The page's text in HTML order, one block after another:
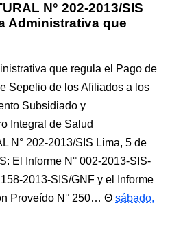
N° 202-2013/SIS
Administrativa que
que regula el Pago de
Sepelio de los Afiliados a los
Subsidiado y
Integral de Salud
N° 202-2013/SIS Lima, 5 de
El Informe N° 002-2013-SIS-
2013-SIS/GNF y el Informe
Proveído N° 250…
sábado,